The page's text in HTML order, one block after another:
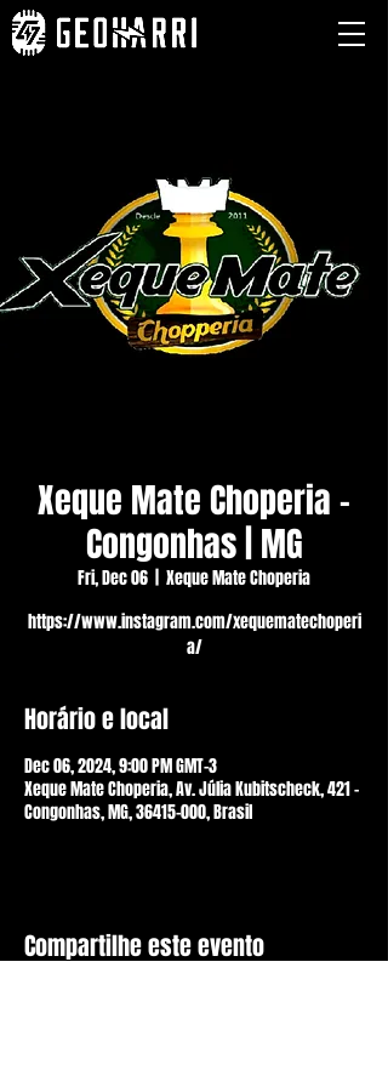
Xeque Mate Choperia -
Congonhas | MG
Fri, Dec 06
Xeque Mate Choperia
https://www.instagram.com/xequematechoperi
a/
Horário e local
Dec 06, 2024, 9:00 PM GMT-3
Xeque Mate Choperia, Av. Júlia Kubitscheck, 421 -
Congonhas, MG, 36415-000, Brasil
Compartilhe este evento